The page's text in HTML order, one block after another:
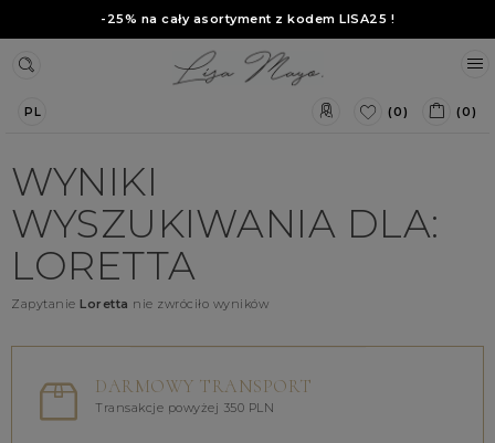
-25% na cały asortyment z kodem LISA25 !
PL (0) (0)
WYNIKI
WYSZUKIWANIA DLA:
LORETTA
Zapytanie Loretta nie zwróciło wyników
DARMOWY TRANSPORT
Transakcje powyżej 350 PLN